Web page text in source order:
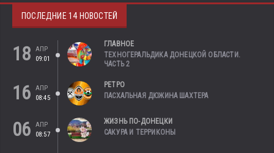
ПОСЛЕДНИЕ 14 НОВОСТЕЙ
18
АПР
09:01
ГЛАВНОЕ
ТЕХНОГЕРАЛЬДИКА ДОНЕЦКОЙ ОБЛАСТИ.
ЧАСТЬ 2
16
АПР
08:45
РЕТРО
ПАСХАЛЬНАЯ ДЮЖИНА ШАХТЕРА
06
АПР
08:57
ЖИЗНЬ ПО-ДОНЕЦКИ
САКУРА И ТЕРРИКОНЫ